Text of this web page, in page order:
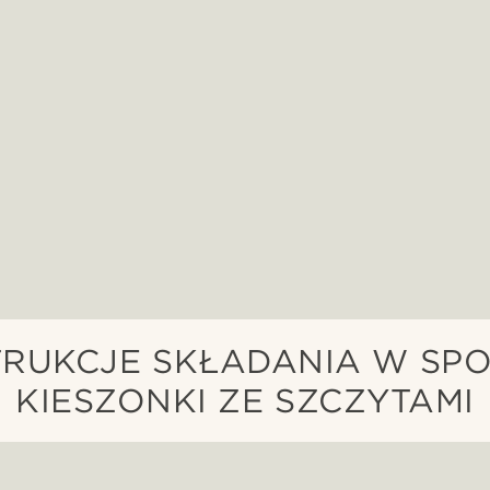
SKŁADANIA W
KIESZONKI ZE SZCZYTAMI